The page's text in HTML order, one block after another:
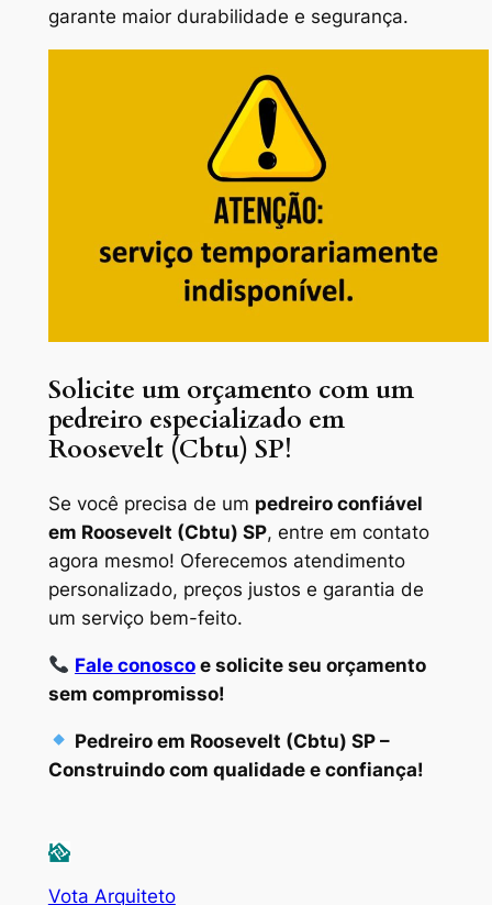
garante maior durabilidade e segurança.
Solicite um orçamento com um
pedreiro especializado em
Roosevelt (Cbtu) SP!
Se você precisa de um pedreiro confiável
em Roosevelt (Cbtu) SP, entre em contato
agora mesmo! Oferecemos atendimento
personalizado, preços justos e garantia de
um serviço bem-feito.
Fale conoscoe solicite seu orçamento
sem compromisso!
Pedreiro em Roosevelt (Cbtu) SP –
Construindo com qualidade e confiança!
Vota Arquiteto